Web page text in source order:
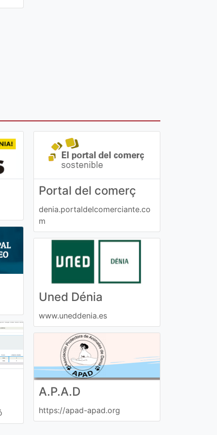
Portal del comerç
denia.portaldelcomerciante.co
m
Uned Dénia
www.uneddenia.es
A.P.A.D
https://apad-apad.org